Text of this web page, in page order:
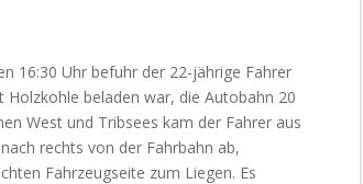
16:30 Uhr befuhr der 22-jährige Fahrer
beladen war, die Autobahn 20
West und Tribsees kam der Fahrer aus
rechts von der Fahrbahn ab,
Fahrzeugseite zum Liegen. Es